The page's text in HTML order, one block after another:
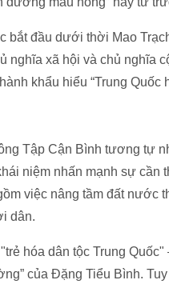
bắt đầu dưới thời Mao
nghĩa xã hội và chủ nghĩa
khẩu hiểu “Trung Quốc
Tập Cận Bình tương tự
niệm nhấn mạnh sự cần
việc nâng tầm đất nước
dân.
hóa dân tộc Trung
của Đặng Tiểu Bình.